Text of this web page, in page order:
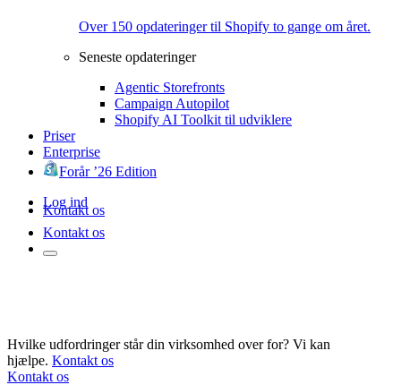
Over 150 opdateringer til Shopify to gange om året.
Seneste opdateringer
Agentic Storefronts
Campaign Autopilot
Shopify AI Toolkit til udviklere
Priser
Enterprise
Forår ’26 Edition
Log ind
Kontakt os
Kontakt os
Hvilke udfordringer står din virksomhed over for? Vi kan
hjælpe. Kontakt os
Kontakt os